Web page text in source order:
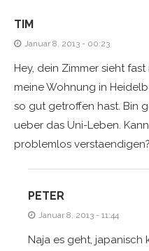
TIM
Januar 8, 2013 - 00:23
Hey, dein Zimmer sieht
meine Wohnung in
so gut getroffen hast. Bin
ueber das Uni-Leben.
problemlos verstaendigen?
PETER
Januar 8, 2013 - 11:44
Naja es geht, japanisch